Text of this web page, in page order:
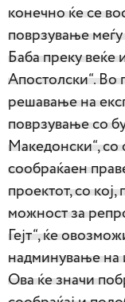
конечно ќе се
поврзување
Баба преку веќе
Апостолски“. Во
решавање на
поврзување со
Македонски“, со
сообраќаен
проектот, со
можност за
Гејт“, ќе
надминување на
Ова ќе значи